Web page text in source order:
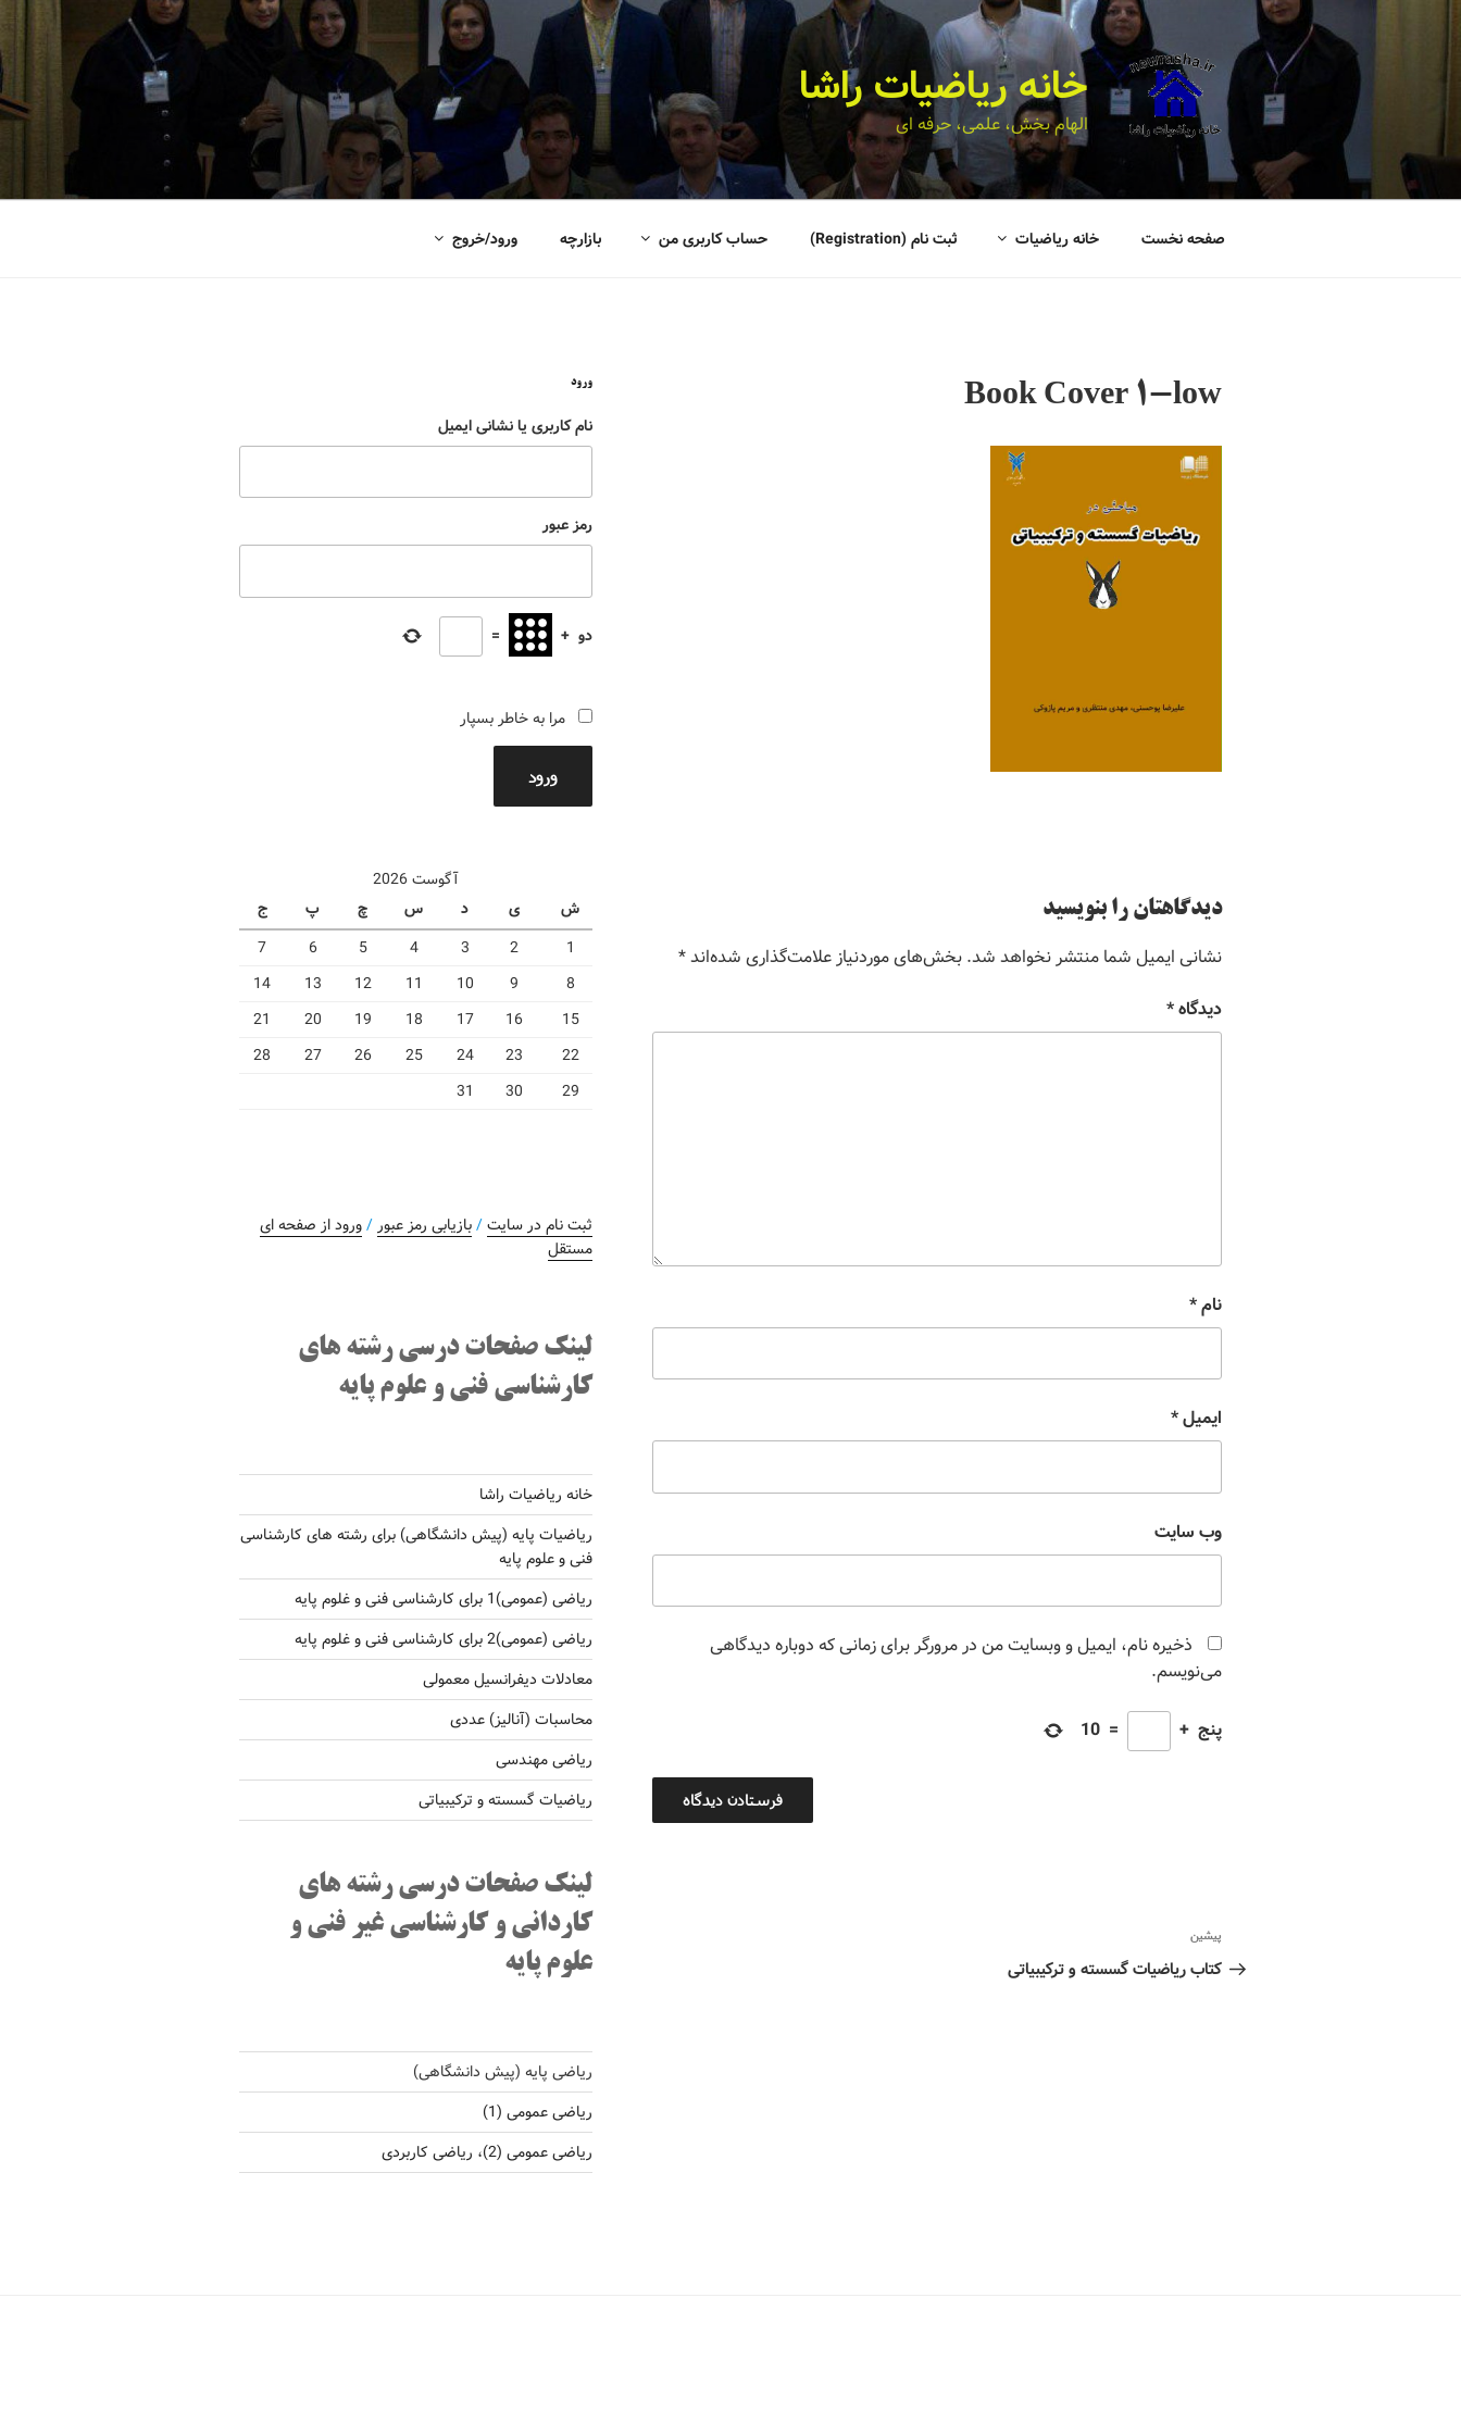
خانه ریاضیات راشا
الهام بخش، علمی، حرفه ای
صفحه نخست خانه ریاضیات ثبت نام (Registration) حساب کاربری من بازارچه ورود/خروج
Book Cover 1-low
دیدگاهتان را بنویسید
نشانی ایمیل شما منتشر نخواهد شد. بخش‌های موردنیاز علامت‌گذاری شده‌اند*
دیدگاه*
نام*
ایمیل*
وب‌ سایت
ذخیره نام، ایمیل و وبسایت من در مرورگر برای زمانی که دوباره دیدگاهی
می‌نویسم.
پنج +
=
10
پیشین
کتاب ریاضیات گسسته و ترکیبیاتی
ورود
نام کاربری یا نشانی ایمیل
رمز عبور
دو +
=
مرا به خاطر بسپار
ورود
آگوست 2026
ش
ی د س چ پ
ج
1
2
3
4
5
6
7
8
9
10
11
12
13
14
15
16
17
18
19
20
21
22
23
24
25
26
27
28
29
30
31
ثبت نام در سایت/بازیابی رمز عبور /ورود از صفحه ای
مستقل
لینک صفحات درسی رشته های
کارشناسی فنی و علوم پایه
خانه ریاضیات راشا
ریاضیات پایه (پیش دانشگاهی) برای رشته های کارشناسی
فنی و علوم پایه
ریاضی (عمومی)1 برای کارشناسی فنی و غلوم پایه
ریاضی (عمومی)2 برای کارشناسی فنی و غلوم پایه
معادلات دیفرانسیل معمولی
محاسبات (آنالیز) عددی
ریاضی مهندسی
ریاضیات گسسته و ترکیبیاتی
لینک صفحات درسی رشته های
کاردانی و کارشناسی غیر فنی و
علوم پایه
ریاضی پایه (پیش دانشگاهی)
ریاضی عمومی (1)
ریاضی عمومی (2)، ریاضی کاربردی